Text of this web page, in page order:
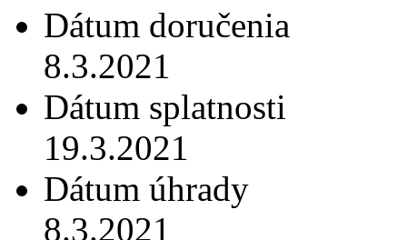
Dátum doručenia
8.3.2021
Dátum splatnosti
19.3.2021
Dátum úhrady
8.3.2021